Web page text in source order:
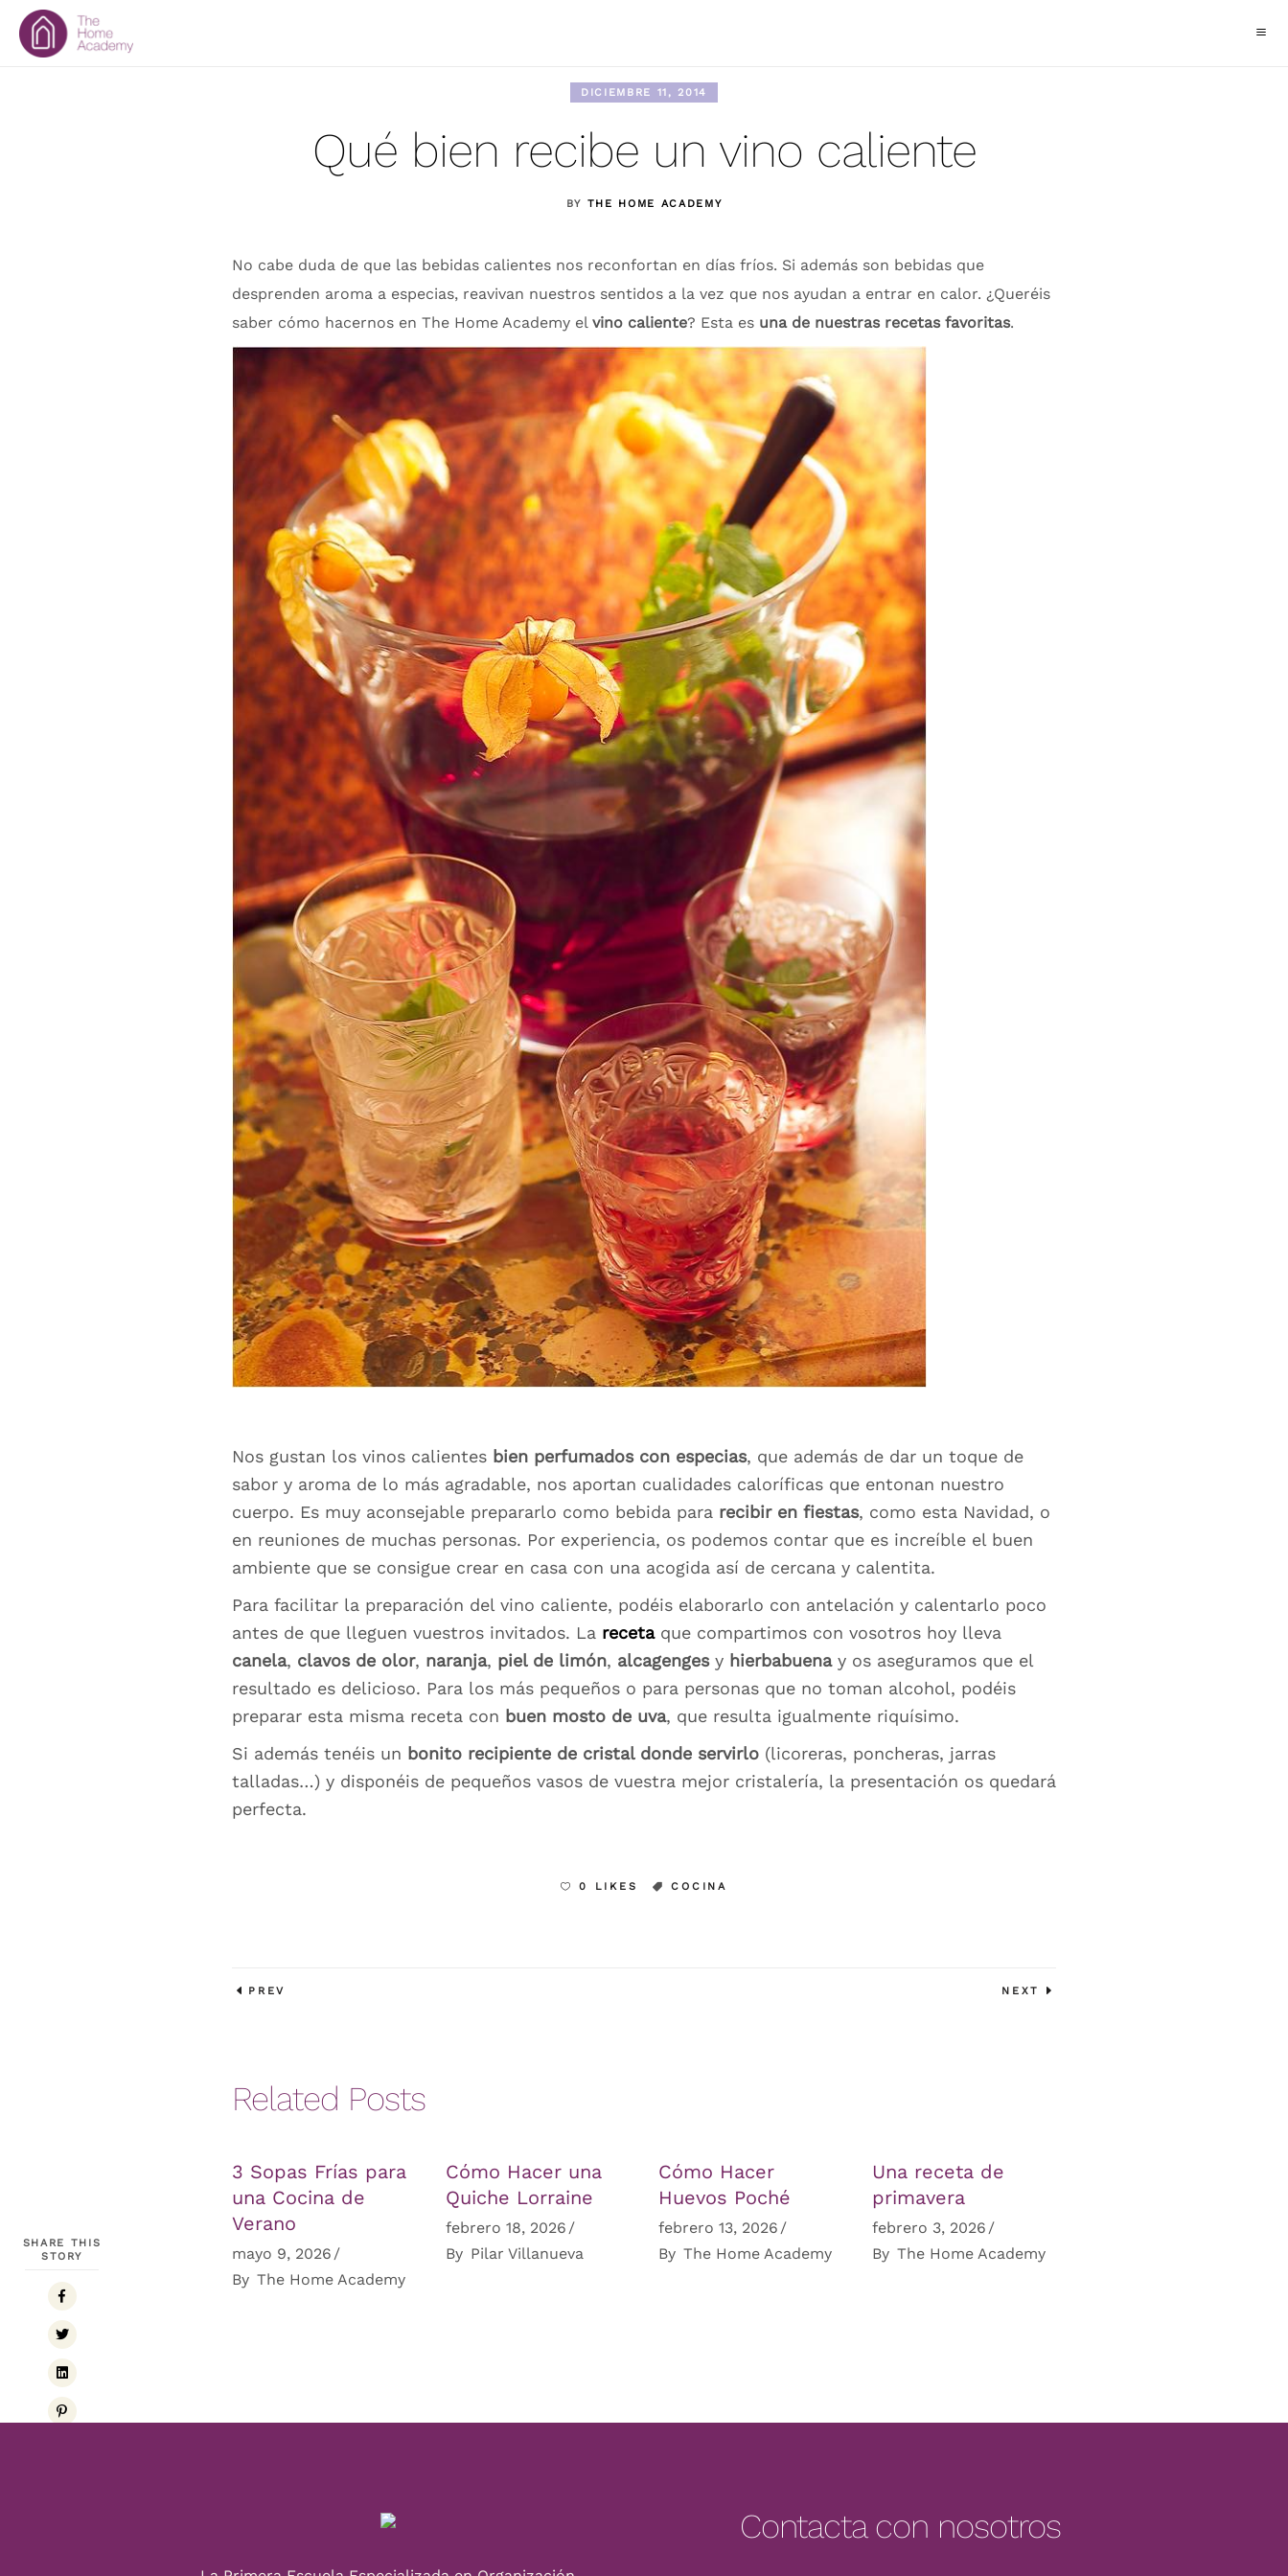
SHARE THIS
STORY
DICIEMBRE 11, 2014
Qué bien recibe un vino caliente
BY THE HOME ACADEMY
No cabe duda de que las bebidas calientes nos reconfortan en días fríos. Si además son bebidas que
desprenden aroma a especias, reavivan nuestros sentidos a la vez que nos ayudan a entrar en calor. ¿Queréis
saber cómo hacernos en The Home Academy el vino caliente? Esta es una de nuestras recetas favoritas.
Nos gustan los vinos calientes bien perfumados con especias, que además de dar un toque de
sabor y aroma de lo más agradable, nos aportan cualidades caloríficas que entonan nuestro
cuerpo. Es muy aconsejable prepararlo como bebida para recibir en fiestas, como esta Navidad, o
en reuniones de muchas personas. Por experiencia, os podemos contar que es increíble el buen
ambiente que se consigue crear en casa con una acogida así de cercana y calentita.
Para facilitar la preparación del vino caliente, podéis elaborarlo con antelación y calentarlo poco
antes de que lleguen vuestros invitados. La receta que compartimos con vosotros hoy lleva
canela, clavos de olor, naranja, piel de limón, alcagengesy hierbabuenay os aseguramos que el
resultado es delicioso. Para los más pequeños o para personas que no toman alcohol, podéis
preparar esta misma receta con buen mosto de uva, que resulta igualmente riquísimo.
Si además tenéis un bonito recipiente de cristal donde servirlo (licoreras, poncheras, jarras
talladas…) y disponéis de pequeños vasos de vuestra mejor cristalería, la presentación os quedará
perfecta.
0 LIKES COCINA
PREV NEXT
Related Posts
3 Sopas Frías para
una Cocina de
Verano
mayo 9, 2026
By The Home Academy
Cómo Hacer una
Quiche Lorraine
febrero 18, 2026
By Pilar Villanueva
Cómo Hacer
Huevos Poché
febrero 13, 2026
By The Home Academy
Una receta de
primavera
febrero 3, 2026
By The Home Academy
Contacta con nosotros